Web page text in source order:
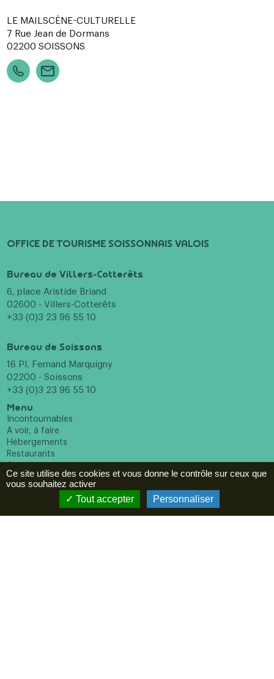
LE MAILSCÈNE-CULTURELLE
7 Rue Jean de Dormans
02200 SOISSONS
OFFICE DE TOURISME SOISSONNAIS VALOIS
Bureau de Villers-Cotterêts
6, place Aristide Briand
02600 - Villers-Cotterêts
+33 (0)3 23 96 55 10
Bureau de Soissons
16 Pl. Fernand Marquigny
02200 - Soissons
+33 (0)3 23 96 55 10
Menu
Incontournables
A voir, à faire
Hébergements
Restaurants
ESPACE PRO
Ce site utilise des cookies et vous donne le contrôle sur ceux que
vous souhaitez activer
Tout accepter
Personnaliser